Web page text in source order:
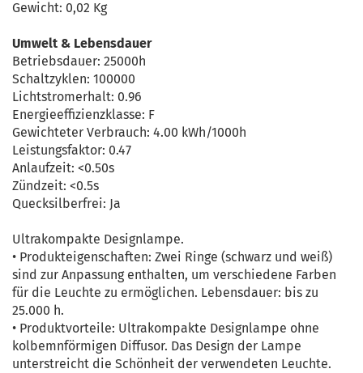
Gewicht: 0,02 Kg
Umwelt & Lebensdauer
Betriebsdauer: 25000h
Schaltzyklen: 100000
Lichtstromerhalt: 0.96
Energieeffizienzklasse: F
Gewichteter Verbrauch: 4.00 kWh/1000h
Leistungsfaktor: 0.47
Anlaufzeit: <0.50s
Zündzeit: <0.5s
Quecksilberfrei: Ja
Ultrakompakte Designlampe.
• Produkteigenschaften: Zwei Ringe (schwarz und weiß)
sind zur Anpassung enthalten, um verschiedene Farben
für die Leuchte zu ermöglichen. Lebensdauer: bis zu
25.000 h.
• Produktvorteile: Ultrakompakte Designlampe ohne
kolbemnförmigen Diffusor. Das Design der Lampe
unterstreicht die Schönheit der verwendeten Leuchte.